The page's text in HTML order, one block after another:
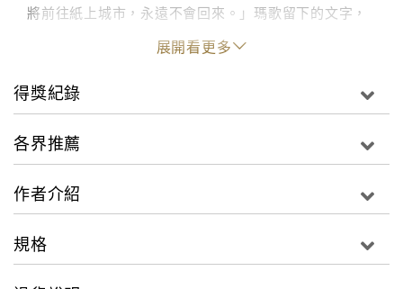
將前往紙上城市，永遠不會回來。」瑪歌留下的文字，
引領昆汀逐步走進那座由現實與虛構交雜而成的紙上城
展開看更多
得獎紀錄
各界推薦
作者介紹
規格